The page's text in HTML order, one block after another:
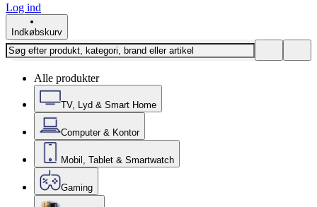
Log ind
Indkøbskurv
Alle produkter
TV, Lyd & Smart Home
Computer & Kontor
Mobil, Tablet & Smartwatch
Gaming